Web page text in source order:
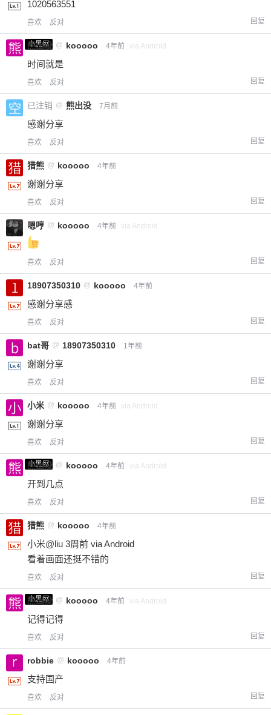
1020563551
喜欢 反对 回复
小黑屋
熊出没 @ kooooo 4年前 via Android
时间就是
喜欢 反对 回复
已注销 @ 熊出没 7月前
感谢分享
喜欢 反对 回复
猎熊 @ kooooo 4年前
谢谢分享
喜欢 反对 回复
嗯哼 @ kooooo 4年前 via Android
喜欢 反对 回复
18907350310 @ kooooo 4年前
感谢分享感
喜欢 反对 回复
bat哥 @ 18907350310 1年前
谢谢分享
喜欢 反对 回复
小米 @ kooooo 4年前 via Android
谢谢分享
喜欢 反对 回复
小黑屋
熊出没 @ kooooo 4年前 via Android
开到几点
喜欢 反对 回复
猎熊 @ kooooo 4年前
小米@liu 3周前 via Android
看着画面还挺不错的
喜欢 反对 回复
小黑屋
熊出没 @ kooooo 4年前 via Android
记得记得
喜欢 反对 回复
robbie @ kooooo 4年前
支持国产
喜欢 反对 回复
限。
忘记密码？